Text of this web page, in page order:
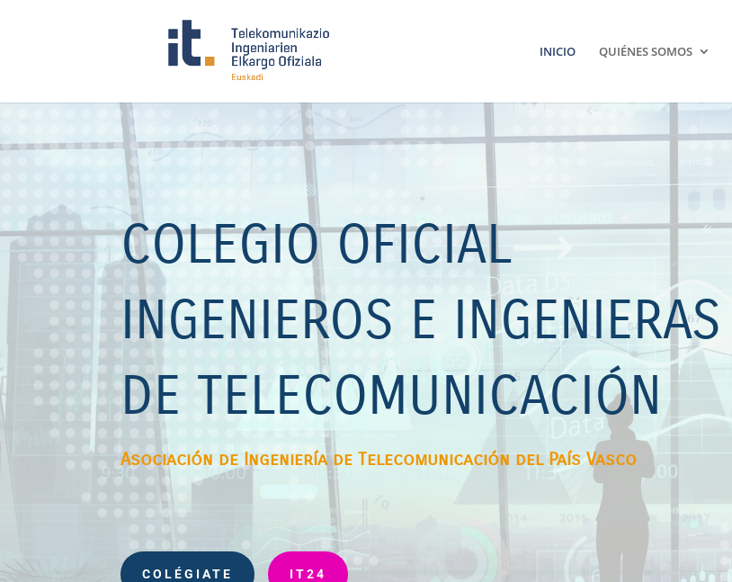
INICIO QUIÉNES SOMOS
vídeo
COLEGIO OFICIAL
INGENIEROS E INGENIERAS
DE TELECOMUNICACIÓN
Asociación de Ingeniería de Telecomunicación del País Vasco
COLÉGIATE IT24